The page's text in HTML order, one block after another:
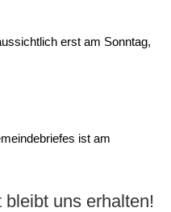
erst am Sonntag,
ist am
uns erhalten!